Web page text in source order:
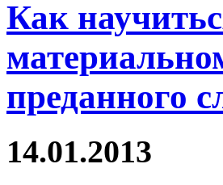
Как
преданного
14.01.2013